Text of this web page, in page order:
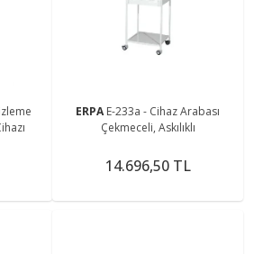
ERPAE-233a - Cihaz Arabası
Çekmeceli, Askılıklı
14.696,50 TL